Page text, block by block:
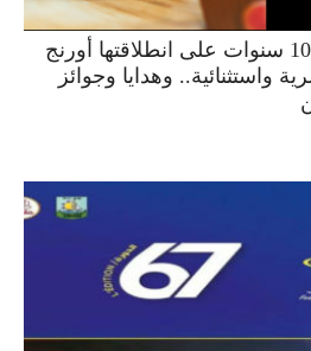
بمناسبة احتفالها بمرور 10 سنوات على انطلاقتها أورنج
وهدايا وجوائز